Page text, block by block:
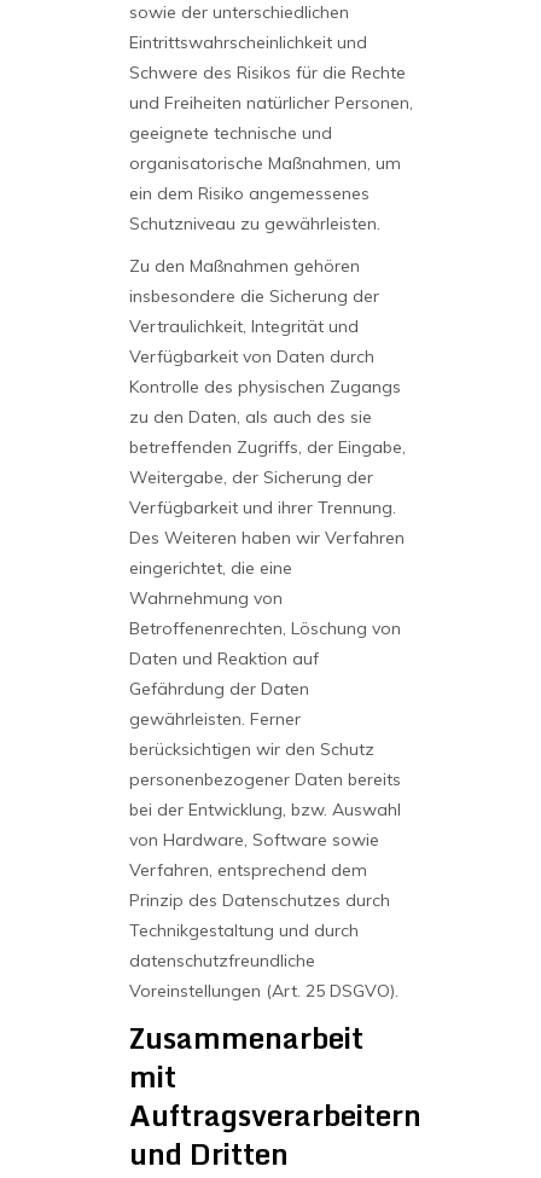
sowie der unterschiedlichen
Eintrittswahrscheinlichkeit und
Schwere des Risikos für die Rechte
und Freiheiten natürlicher Personen,
geeignete technische und
organisatorische Maßnahmen, um
ein dem Risiko angemessenes
Schutzniveau zu gewährleisten.
Zu den Maßnahmen gehören
insbesondere die Sicherung der
Vertraulichkeit, Integrität und
Verfügbarkeit von Daten durch
Kontrolle des physischen Zugangs
zu den Daten, als auch des sie
betreffenden Zugriffs, der Eingabe,
Weitergabe, der Sicherung der
Verfügbarkeit und ihrer Trennung.
Des Weiteren haben wir Verfahren
eingerichtet, die eine
Wahrnehmung von
Betroffenenrechten, Löschung von
Daten und Reaktion auf
Gefährdung der Daten
gewährleisten. Ferner
berücksichtigen wir den Schutz
personenbezogener Daten bereits
bei der Entwicklung, bzw. Auswahl
von Hardware, Software sowie
Verfahren, entsprechend dem
Prinzip des Datenschutzes durch
Technikgestaltung und durch
datenschutzfreundliche
Voreinstellungen (Art. 25 DSGVO).
Zusammenarbeit
mit
Auftragsverarbeitern
und Dritten